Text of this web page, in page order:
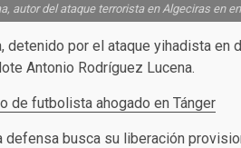
autor del ataque terrorista en Algeciras en
detenido por el ataque yihadista en
Antonio Rodríguez Lucena.
de futbolista ahogado en Tánger
busca su liberación